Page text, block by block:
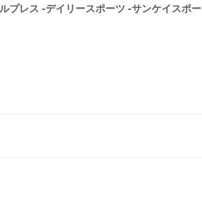
プレス -デイリースポーツ -サンケイスポ